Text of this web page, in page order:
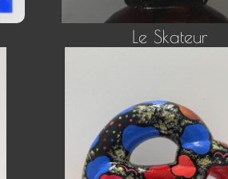
Le Skateur